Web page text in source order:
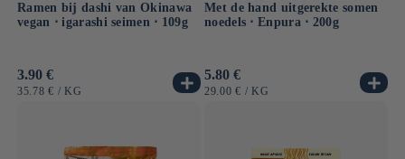
Ramen bij dashi van Okinawa
vegan ⋅ igarashi seimen ⋅ 109g
Normale
prijs
3.90 €
EENHEIDSPRIJS
35.78 € / PER
KG
Met de hand uitgerekte somen
noedels ⋅ Enpura ⋅ 200g
Normale
prijs
5.80 €
EENHEIDSPRIJS
29.00 € / PER
KG